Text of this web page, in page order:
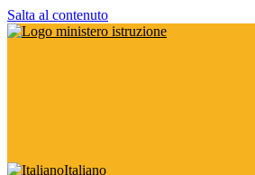
Salta al contenuto
Italiano